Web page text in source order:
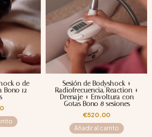
o de
Bono 12
Sesión de Bodyshock +
Radiofrecuencia, Reaction +
Drenaje + Envoltura con
Gotas Bono 8 sesiones
€520.00
Añadir al carrito